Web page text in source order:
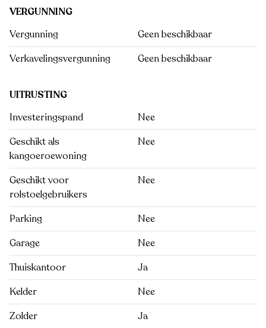
VERGUNNING
Vergunning
Geen beschikbaar
Verkavelingsvergunning
Geen beschikbaar
UITRUSTING
Investeringspand
Nee
Geschikt als
kangoeroewoning
Nee
Geschikt voor
rolstoelgebruikers
Nee
Parking
Nee
Garage
Nee
Thuiskantoor
Ja
Kelder
Nee
Zolder
Ja